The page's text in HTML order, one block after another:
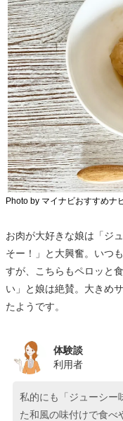
Photo by マイナビおすすめナ
お肉が大好きな娘は「ジ
そー！」と大興奮。いつ
すが、こちらもペロッと
い」と娘は絶賛。大きめ
たようです。
体験談
利用者
私的にも「ジューシー
た和風の味付けで食べ